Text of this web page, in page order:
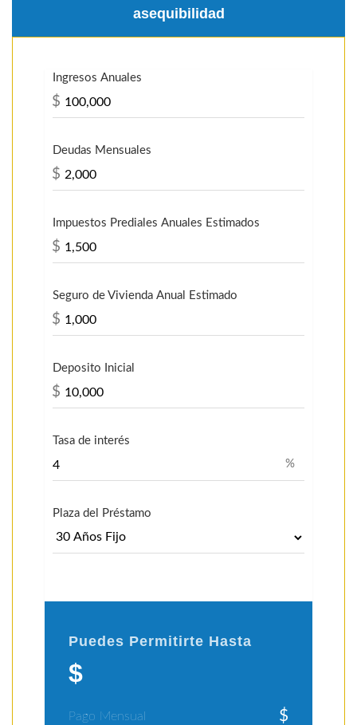
asequibilidad
Ingresos Anuales
$
Deudas Mensuales
$
Impuestos Prediales Anuales Estimados
$
Seguro de Vivienda Anual Estimado
$
Deposito Inicial
$
Tasa de interés
%
Plaza del Préstamo
Puedes Permitirte Hasta
$
Pago Mensual $